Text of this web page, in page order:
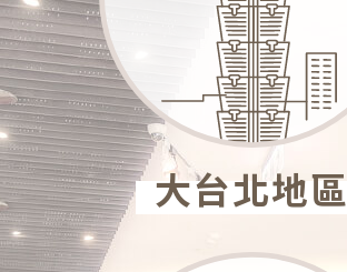
大台北地區